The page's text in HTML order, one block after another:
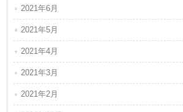
2021年6月
2021年5月
2021年4月
2021年3月
2021年2月